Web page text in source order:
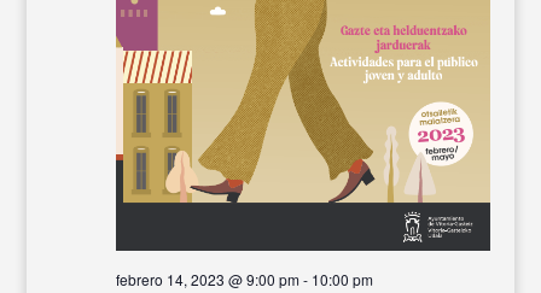
febrero 14, 2023 @ 9:00 pm- 10:00 pm